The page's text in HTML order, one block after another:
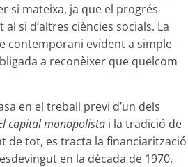
si mateixa, ja que el progrés
si d’altres ciències socials. La
contemporani evident a simple
a reconèixer que quelcom
en el treball previ d’un dels
capital monopolista i la tradició de
de tot, es tracta la financiarització
en la dècada de 1970,